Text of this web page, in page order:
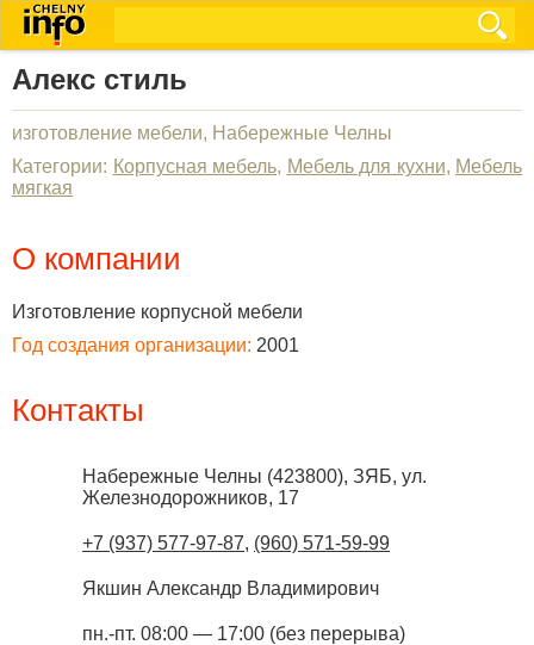
Алекс стиль
изготовление мебели, Набережные Челны
Категории: Корпусная мебель, Мебель для кухни, Мебель
мягкая
О компании
Изготовление корпусной мебели
Год создания организации: 2001
Контакты
Набережные Челны (423800), ЗЯБ, ул.
Железнодорожников, 17
+7 (937) 577-97-87, (960) 571-59-99
Якшин Александр Владимирович
пн.-пт. 08:00 — 17:00 (без перерыва)